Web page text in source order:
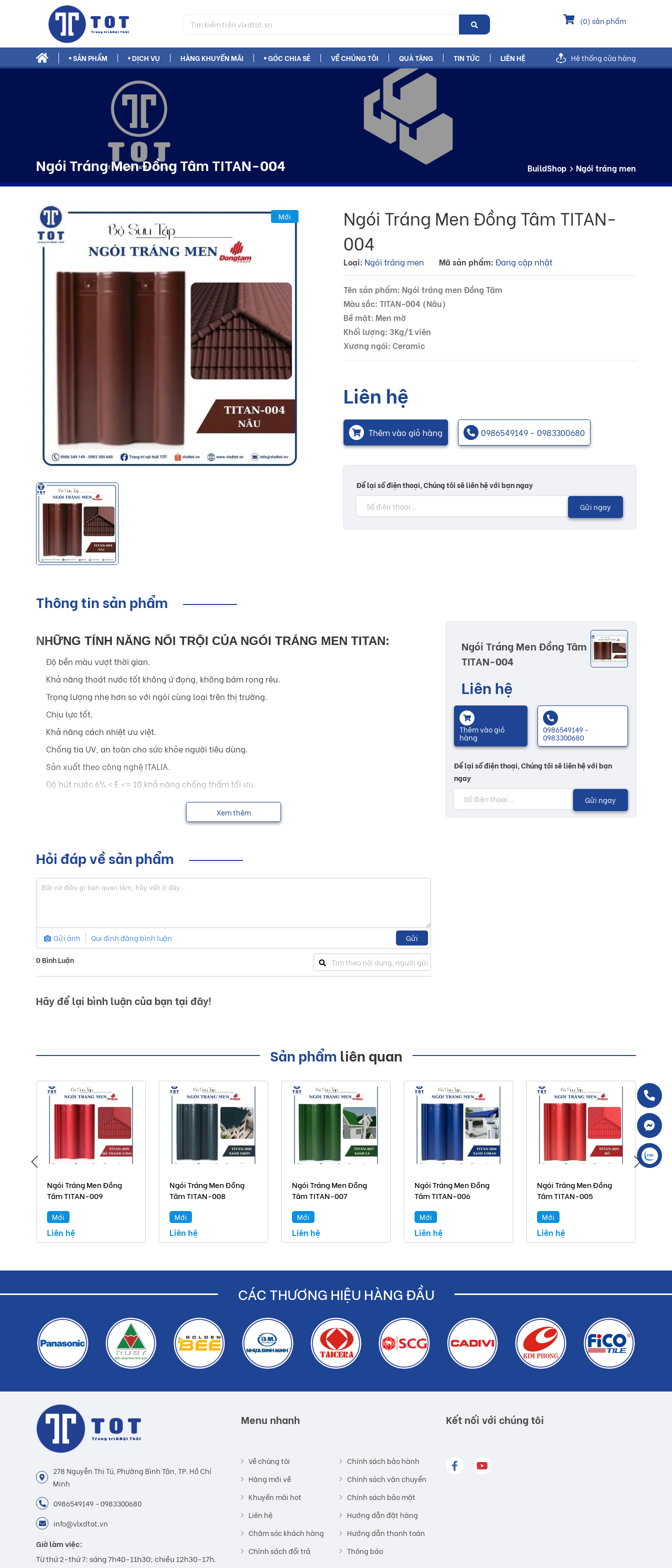
(0) sản phẩm
SẢN PHẨM DỊCH VỤ HÀNG KHUYẾN MÃI GÓC CHIA SẺ VỀ CHÚNG TÔI QUÀ TẶNG TIN TỨC LIÊN HỆ Hệ thống cửa hàng
Ngói Tráng Men Đồng Tâm TITAN-004 BuildShop Ngói tráng men
Mới
Ngói Tráng Men Đồng Tâm TITAN-
004
Loại: Ngói tráng men Mã sản phẩm: Đang cập nhật
Tên sản phẩm: Ngói tráng men Đồng Tâm
Màu sắc: TITAN-004 (Nâu)
Bề mặt: Men mờ
Khối lượng: 3Kg/1 viên
Xương ngói: Ceramic
Liên hệ
Thêm vào giỏ hàng 0986549149 - 0983300680
Để lại số điện thoại, Chúng tôi sẽ liên hệ với bạn ngay
Gửi ngay
Thông tin sản phẩm
NHỮNG TÍNH NĂNG NỔI TRỘI CỦA NGÓI TRÁNG MEN TITAN:
Độ bền màu vượt thời gian.
Khả năng thoát nước tốt không ứ đọng, không bám rong rêu.
Trọng lượng nhẹ hơn so với ngói cùng loại trên thị trường.
Chịu lực tốt.
Khả năng cách nhiệt ưu việt.
Chống tia UV, an toàn cho sức khỏe người tiêu dùng.
Sản xuất theo công nghệ ITALIA.
Độ hút nước 6% < E <= 10 khả năng chống thấm tối ưu.
Xem thêm
Hỏi đáp về sản phẩm
Gửi ảnh Qui định đăng bình luận Gửi
0Bình Luận
Hãy để lại bình luận của bạn tại đây!
Ngói Tráng Men Đồng Tâm
TITAN-004
Liên hệ
Thêm vào giỏ
hàng
0986549149 -
0983300680
Để lại số điện thoại, Chúng tôi sẽ liên hệ với bạn
ngay
Gửi ngay
Sản phẩm liên quan
Ngói Tráng Men Đồng
Tâm TITAN-009
Mới
Liên hệ
Ngói Tráng Men Đồng
Tâm TITAN-008
Mới
Liên hệ
Ngói Tráng Men Đồng
Tâm TITAN-007
Mới
Liên hệ
Ngói Tráng Men Đồng
Tâm TITAN-006
Mới
Liên hệ
Ngói Tráng Men Đồng
Tâm TITAN-005
Mới
Liên hệ
CÁC THƯƠNG HIỆU HÀNG ĐẦU
278 Nguyễn Thị Tú, Phường Bình Tân, TP. Hồ Chí
Minh
0986549149 - 0983300680
info@vlxdtot.vn
Giờ làm việc:
Từ thứ 2-thứ 7: sáng 7h40-11h30; chiều 12h30-17h.
Menu nhanh
Về chúng tôi
Hàng mới về
Khuyến mãi hot
Liên hệ
Chăm sóc khách hàng
Chính sách đổi trả
Chính sách bảo hành
Chính sách vận chuyển
Chính sách bảo mật
Hướng dẫn đặt hàng
Hướng dẫn thanh toán
Thông báo
Kết nối với chúng tôi